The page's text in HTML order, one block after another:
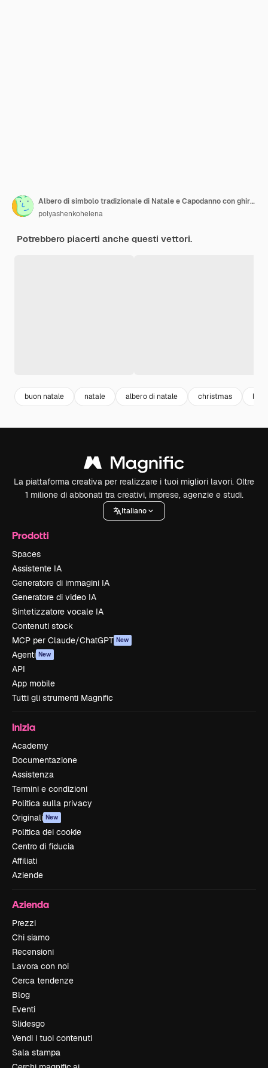
Albero di simbolo tradizionale di Natale e Capodanno con ghirlande, lampadina, stella.
polyashenkohelena
Potrebbero piacerti anche questi vettori.
buon natale natale albero di natale christmas
La piattaforma creativa per realizzare i tuoi migliori lavori. Oltre
1 milione di abbonati tra creativi, imprese, agenzie e studi.
Italiano
Prodotti
Spaces
Assistente IA
Generatore di immagini IA
Generatore di video IA
Sintetizzatore vocale IA
Contenuti stock
MCP per Claude/ChatGPT New
Agenti New
API
App mobile
Tutti gli strumenti Magnific
Inizia
Academy
Documentazione
Assistenza
Termini e condizioni
Politica sulla privacy
Originali New
Politica dei cookie
Centro di fiducia
Affiliati
Aziende
Azienda
Prezzi
Chi siamo
Recensioni
Lavora con noi
Cerca tendenze
Blog
Eventi
Slidesgo
Vendi i tuoi contenuti
Sala stampa